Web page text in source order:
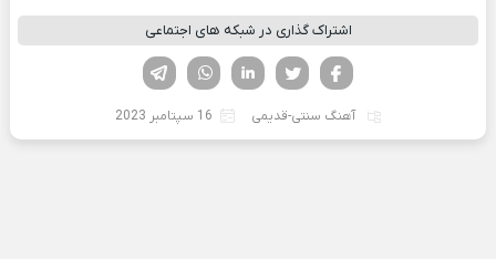
اشتراک گذاری در شبکه های اجتماعی
لینکدین تویتر
فیسوک
آهنگ سنتی-قدیمی 16 سپتامبر 2023